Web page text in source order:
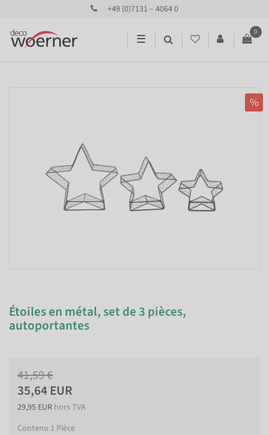
+49 (0)7131 – 4064 0
☰
0
%
Étoiles en métal, set de 3 pièces,
autoportantes
41,59 €
35,64 EUR
29,95 EUR hors TVA
Contenu 1 Pièce